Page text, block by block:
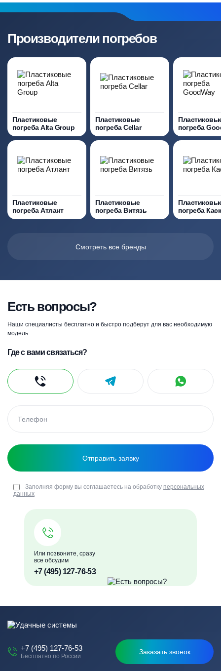
Производители погребов
Пластиковые
погреба Alta Group
Пластиковые
погреба Cellar
погреба
Пластиковые
погреба Атлант
Пластиковые
погреба Витязь
погреба
Смотреть все бренды
Есть вопросы?
Наши специалисты бесплатно и быстро подберут для вас необходимую
модель
Или позвоните, сразу
все обсудим
+7 (495) 127-76-53
Где с вами связаться?
Заполняя форму вы соглашаетесь на обработку персональных
данных
+7 (495) 127-76-53
Бесплатно по России
Заказать звонок